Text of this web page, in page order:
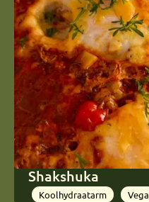
Shakshuka
Koolhydraatarm Vega